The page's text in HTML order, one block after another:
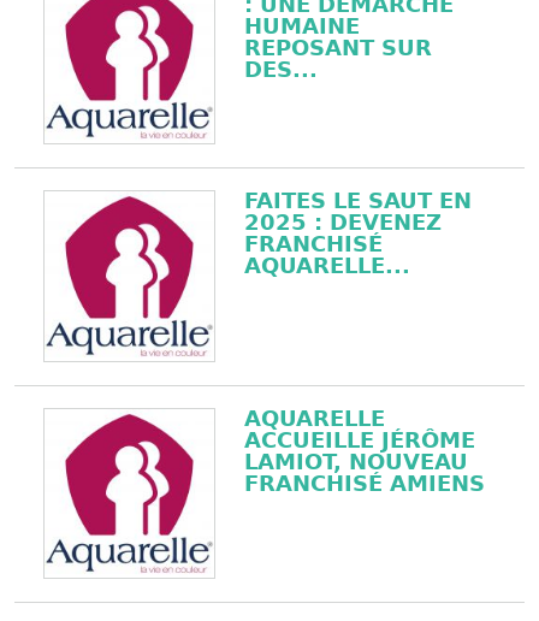
HUMAINE
REPOSANT SUR
DES...
FAITES LE SAUT EN
2025 : DEVENEZ
FRANCHISÉ
AQUARELLE...
AQUARELLE
ACCUEILLE JÉRÔME
LAMIOT, NOUVEAU
FRANCHISÉ AMIENS